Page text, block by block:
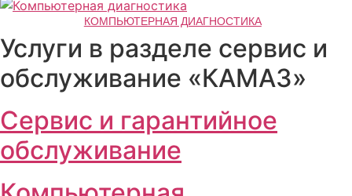
КОМПЬЮТЕРНАЯ ДИАГНОСТИКА
Услуги в разделе сервис и
обслуживание «КАМАЗ»
Сервис и гарантийное
обслуживание